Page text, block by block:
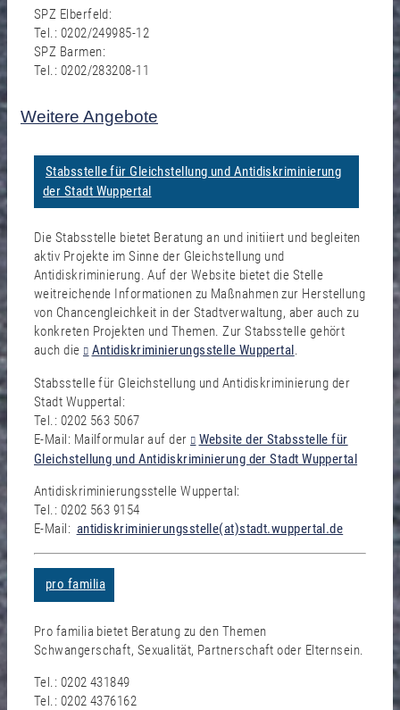
SPZ Elberfeld:
Tel.: 0202/249985-12
SPZ Barmen:
Tel.: 0202/283208-11
Weitere Angebote
Stabsstelle für Gleichstellung und Antidiskriminierung
der Stadt Wuppertal
Die Stabsstelle bietet Beratung an und initiiert und begleiten
aktiv Projekte im Sinne der Gleichstellung und
Antidiskriminierung. Auf der Website bietet die Stelle
weitreichende Informationen zu Maßnahmen zur Herstellung
von Chancengleichkeit in der Stadtverwaltung, aber auch zu
konkreten Projekten und Themen. Zur Stabsstelle gehört
auch die
Antidiskriminierungsstelle Wuppertal.
Stabsstelle für Gleichstellung und Antidiskriminierung der
Stadt Wuppertal:
Tel.: 0202 563 5067
E-Mail: Mailformular auf der
Website der Stabsstelle für
Gleichstellung und Antidiskriminierung der Stadt Wuppertal
Antidiskriminierungsstelle Wuppertal:
Tel.: 0202 563 9154
E-Mail: antidiskriminierungsstelle(at)stadt.wuppertal.de
pro familia
Pro familia bietet Beratung zu den Themen
Schwangerschaft, Sexualität, Partnerschaft oder Elternsein.
Tel.: 0202 431849
Tel.: 0202 4376162